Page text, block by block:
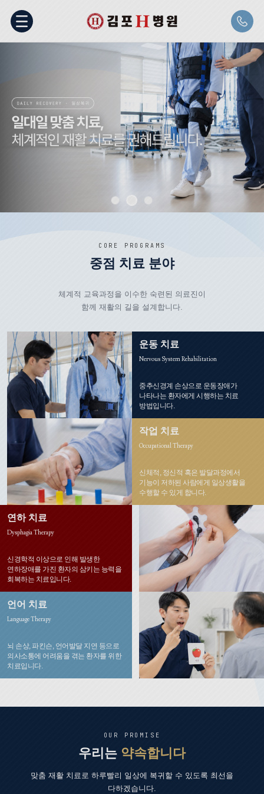
CORE PROGRAMS
중점 치료 분야
체계적 교육과정을 이수한 숙련된 의료진이
함께 재활의 길을 설계합니다.
운동 치료
Nervous System Rehabilitation
중추신경계 손상으로 운동장애가
나타나는 환자에게 시행하는 치료
방법입니다.
작업 치료
Occupational Therapy
신체적, 정신적 혹은 발달과정에서
기능이 저하된 사람에게 일상생활을
수행할 수 있게 합니다.
연하 치료
Dysphagia Therapy
신경학적 이상으로 인해 발생한
연하장애를 가진 환자의 삼키는 능력을
회복하는 치료입니다.
언어 치료
Language Therapy
뇌 손상, 파킨슨, 언어발달 지연 등으로
의사소통에 어려움을 겪는 환자를 위한
치료입니다.
OUR PROMISE
우리는 약속합니다
맞춤 재활 치료로 하루빨리 일상에 복귀할 수 있도록 최선을
다하겠습니다.